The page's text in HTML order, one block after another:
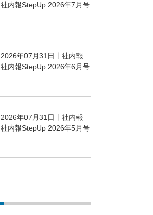
社内報StepUp 2026年7月号
2026年07月31日丨社内報
社内報StepUp 2026年6月号
2026年07月31日丨社内報
社内報StepUp 2026年5月号